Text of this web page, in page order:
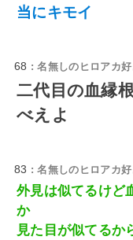
当にキモイ
68 : 名無しのヒロアカ好
二代目の血縁
べえよ
83 : 名無しのヒロアカ好
外見は似てるけど
か
見た目が似てるか